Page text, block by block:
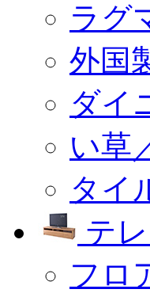
ラグ
外国
ダイ
い草
タイ
テ
フロ